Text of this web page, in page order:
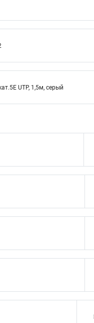
UTP, 1,5м, серый